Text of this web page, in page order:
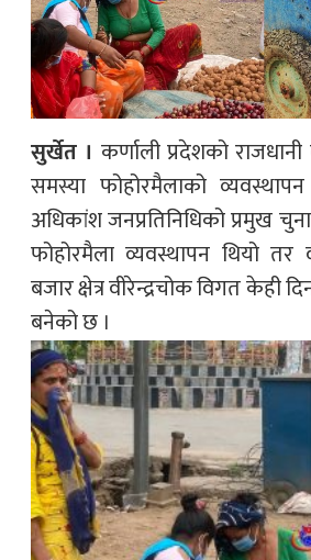
सुर्खेत । कर्णाली प्रदेशको
समस्या फोहोरमैलाको
अधिकांश जनप्रतिनिधिको प्रमुख
फोहोरमैला व्यवस्थापन थियो तर
बजार ‍क्षेत्र वीरेन्द्रचोक विगत केही
बनेको छ ।